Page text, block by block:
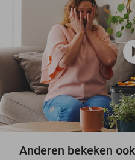
Anderen bekeken ook